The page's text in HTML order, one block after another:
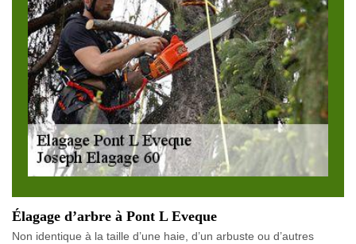
Élagage d’arbre à Pont L Eveque
Non identique à la taille d’une haie, d’un arbuste ou d’autres